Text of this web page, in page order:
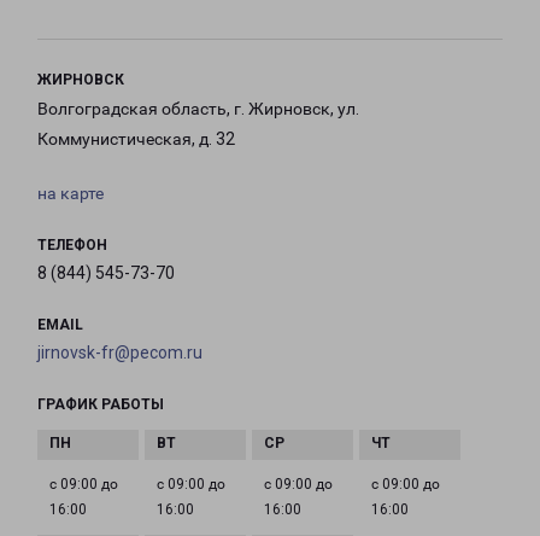
ЖИРНОВСК
Волгоградская область, г. Жирновск, ул.
Коммунистическая, д. 32
на карте
ТЕЛЕФОН
8 (844) 545-73-70
EMAIL
jirnovsk-fr@pecom.ru
ГРАФИК РАБОТЫ
с 09:00 до
16:00
с 09:00 до
16:00
с 09:00 до
16:00
с 09:00 до
16:00